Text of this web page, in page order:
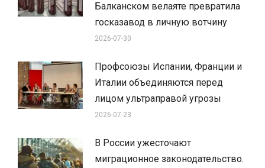
Балканском велаяте превратила
госказавод в личную вотчину
2026-07-30
Профсоюзы Испании, Франции и
Италии объединяются перед
лицом ультраправой угрозы
2026-07-23
В России ужесточают
миграционное законодательство.